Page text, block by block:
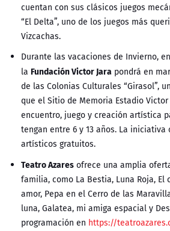
cuentan con sus clásicos juegos
“El Delta”, uno de los juegos más
Vizcachas.
Durante las vacaciones de Invierno,
la Fundación Victor Jara pondrá en
de las Colonias Culturales “Girasol”,
que el Sitio de Memoria Estadio
encuentro, juego y creación artística
tengan entre 6 y 13 años. La
artísticos gratuitos.
Teatro Azares ofrece una amplia
familia, como La Bestia, Luna Roja, El
amor, Pepa en el Cerro de las
luna, Galatea, mi amiga espacial y
programación en https://